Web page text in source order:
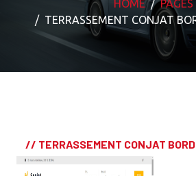
HOME
PAGES
TERRASSEMENT CONJAT
// TERRASSEMENT CONJAT